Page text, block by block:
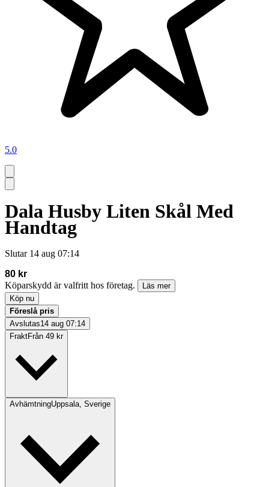
5.0
Dala Husby Liten Skål Med
Handtag
Slutar 14 aug 07:14
80 kr
Köparskydd är valfritt hos företag.
Läs mer
Köp nu
Föreslå pris
Avslutas14 aug 07:14
FraktFrån 49 kr
AvhämtningUppsala, Sverige